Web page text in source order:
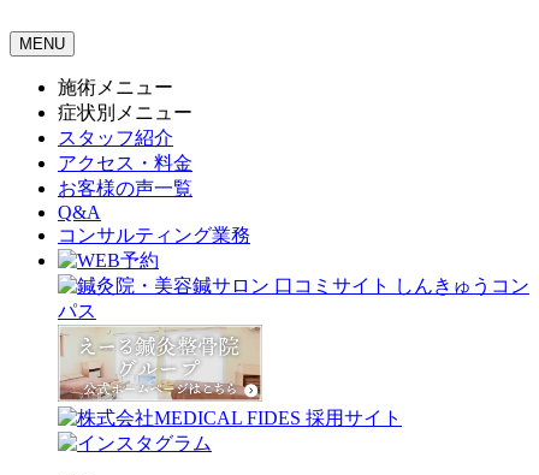
MENU
施術メニュー
症状別メニュー
スタッフ紹介
アクセス・料金
お客様の声一覧
Q&A
コンサルティング業務